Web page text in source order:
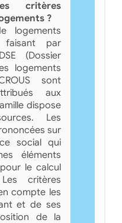
critères
?
logements
faisant par
(Dossier
logements
sont
aux
dispose
Les
sur
social qui
éléments
le calcul
critères
compte les
et de ses
de la